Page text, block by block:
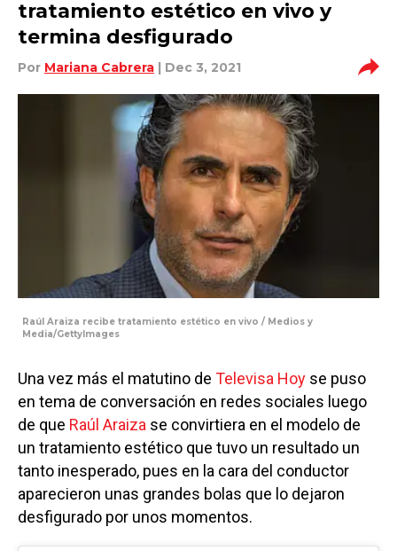
tratamiento estético en vivo y
termina desfigurado
Por Mariana Cabrera | Dec 3, 2021
Raúl Araiza recibe tratamiento estético en vivo / Medios y
Media/GettyImages
Una vez más el matutino de Televisa Hoy se puso
en tema de conversación en redes sociales luego
de que Raúl Araiza se convirtiera en el modelo de
un tratamiento estético que tuvo un resultado un
tanto inesperado, pues en la cara del conductor
aparecieron unas grandes bolas que lo dejaron
desfigurado por unos momentos.